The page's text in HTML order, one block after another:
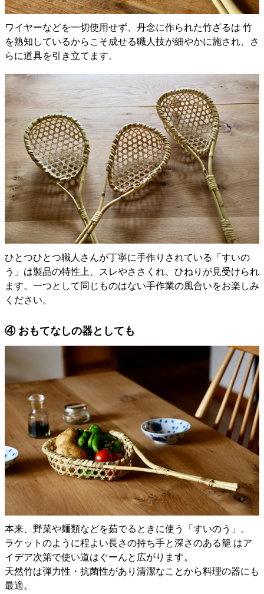
ワイヤーなどを一切使用せず、丹念に作られた竹ざるは 竹
を熟知しているからこそ成せる職人技が細やかに施され、さ
らに道具を引き立てます。
ひとつひとつ職人さんが丁寧に手作りされている「すいの
う」は製品の特性上、スレやささくれ、ひねりが見受けられ
ます。一つとして同じものはない手作業の風合いをお楽しみ
ください。
④ おもてなしの器としても
本来、野菜や麺類などを茹でるときに使う「すいのう」。
ラケットのように程よい長さの持ち手と深さのある籠 はア
イデア次第で使い道はぐーんと広がります。
天然竹は弾力性・抗菌性があり清潔なことから料理の器にも
最適。